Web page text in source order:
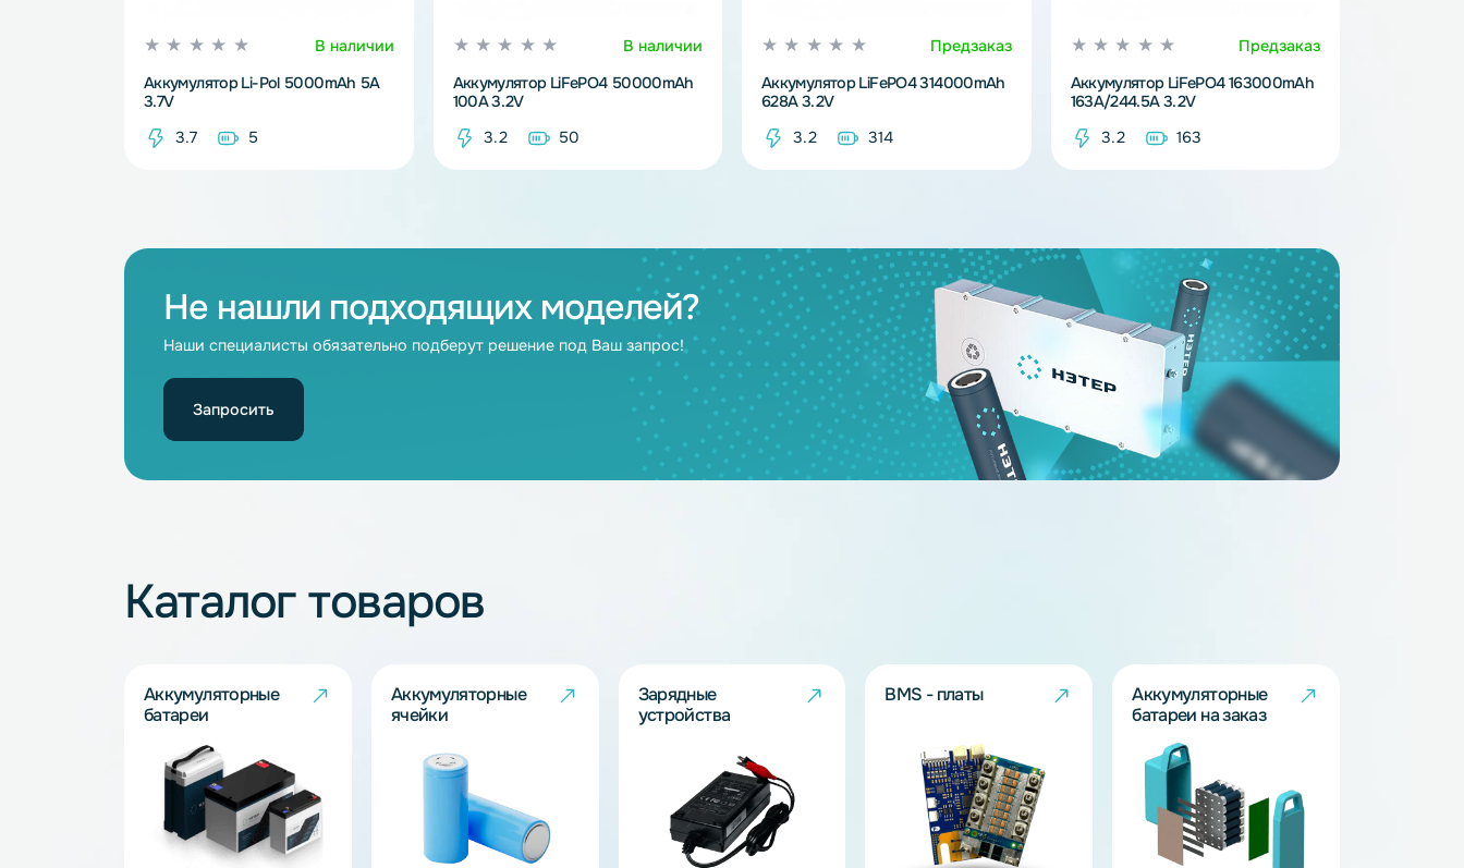
Аккумулятор Li-Pol 5000mAh 5A
3.7V
3.7
5
В наличии
Аккумулятор LiFePO4 50000mAh
100A 3.2V
50
Предзаказ
Аккумулятор LiFePO4 314000mAh
628A 3.2V
3.2
314
Аккумулятор LiFePO4 163000mAh
163A/244.5A 3.2V
3.2
Наши специалисты обязательно подберут решение под Ваш запрос!